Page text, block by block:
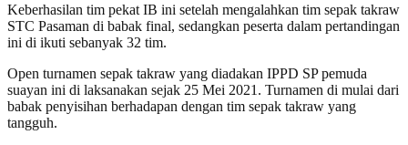
Keberhasilan tim pekat IB ini setelah mengalahkan tim sepak takraw
STC Pasaman di babak final, sedangkan peserta dalam pertandingan
ini di ikuti sebanyak 32 tim.
Open turnamen sepak takraw yang diadakan IPPD SP pemuda
suayan ini di laksanakan sejak 25 Mei 2021. Turnamen di mulai dari
babak penyisihan berhadapan dengan tim sepak takraw yang
tangguh.